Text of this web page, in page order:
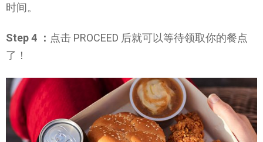
时间。
Step 4 ： 点击 PROCEED 后就可以等待领取你的餐点
了！